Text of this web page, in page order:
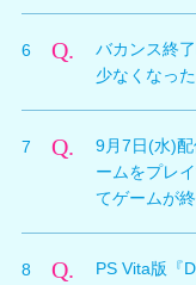
・アイコン
・プレミア
す。
各週1回ずつ
換券を合計
配信期間は
第1週 2016
第4週 2016
こちらは弊
修正をする
なお、 アッ
ンライン環
6 Q.
バカンス終
少なくなった
ン環境をお
バカンス終
が、クリア
おかけして
7 Q.
9月7日(水)
ームをプレ
てゲームが
ート」「ミ
8 Q.
PS Vita版『